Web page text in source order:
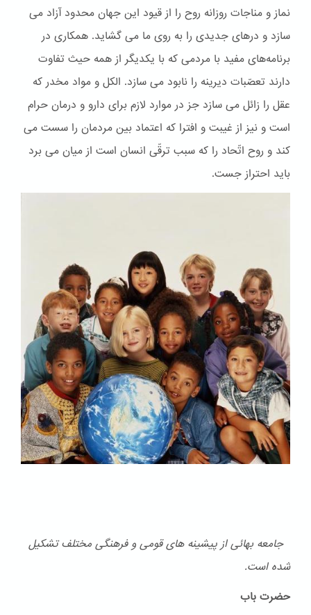
نماز و مناجات روزانه روح را از قیود این جهان محدود آزاد می
سازد و درهای جدیدی را به روی ما می گشاید. همکاری در
برنامه‌های مفید با مردمی که با یکدیگر از همه حیث تفاوت
دارند تعصّبات دیرینه را نابود می سازد. الكل و مواد مخدر که
عقل را زائل می سازد جز در موارد لازم برای دارو و درمان حرام
است و نیز از غیبت و افترا که اعتماد بین مردمان را سست می
کند و روح اتّحاد را که سبب ترقّی انسان است از میان می برد
باید احتراز جست.
جامعه بهائی از پیشینه های قومی و فرهنگی مختلف تشكیل
شده است.
حضرت باب